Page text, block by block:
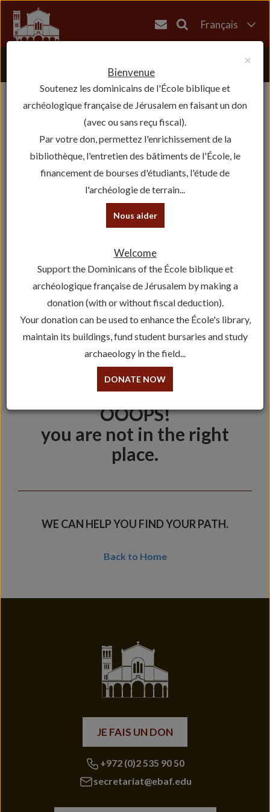
Français
עברית
404
OOOPS!
you are not in the right
place.
WE CAN HELP YOU FIND YOUR PATH.
Back to Home
JE FAIS UN DON
+972 (0)2 535 90 50
secretariat@ebaf.edu
×
Bienvenue
Soutenez les dominicains de l'École biblique et
archéologique française de Jérusalem en faisant un don
(avec ou sans reçu fiscal).
Par votre don, permettez l'enrichissement de la
bibliothèque, l'entretien des bâtiments de l'École, le
financement de bourses d'étudiants, l'étude de
l'archéologie de terrain...
Nous aider
Welcome
Support the Dominicans of the École biblique et
archéologique française de Jérusalem by making a
donation (with or without fiscal deduction).
Your donation can be used to enhance the École's library,
maintain its buildings, fund student bursaries and study
archaeology in the field...
DONATE NOW